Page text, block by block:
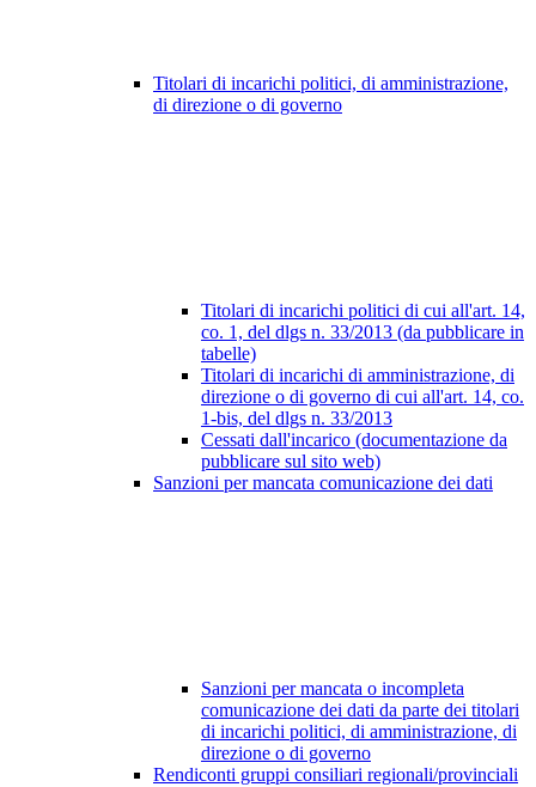
Titolari di incarichi politici, di amministrazione,
di direzione o di governo
Titolari di incarichi politici di cui all'art. 14,
co. 1, del dlgs n. 33/2013 (da pubblicare in
tabelle)
Titolari di incarichi di amministrazione, di
direzione o di governo di cui all'art. 14, co.
1-bis, del dlgs n. 33/2013
Cessati dall'incarico (documentazione da
pubblicare sul sito web)
Sanzioni per mancata comunicazione dei dati
Sanzioni per mancata o incompleta
comunicazione dei dati da parte dei titolari
di incarichi politici, di amministrazione, di
direzione o di governo
Rendiconti gruppi consiliari regionali/provinciali